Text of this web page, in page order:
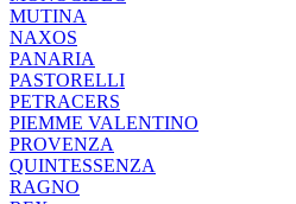
MUTINA
NAXOS
PANARIA
PASTORELLI
PETRACERS
PIEMME VALENTINO
PROVENZA
QUINTESSENZA
RAGNO